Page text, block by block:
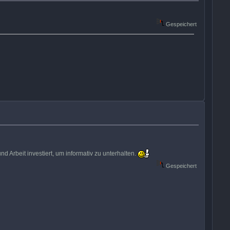
Gespeichert
Arbeit investiert, um informativ zu unterhalten.
Gespeichert